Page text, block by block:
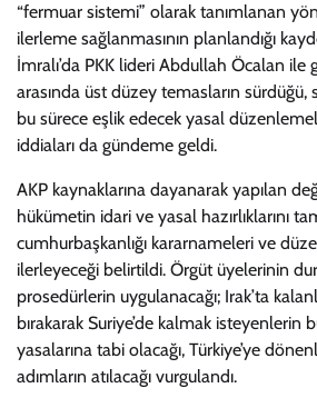
“fermuar sistemi” olarak tanımlanan
ilerleme sağlanmasının planlandığı
İmralı’da PKK lideri Abdullah Öcalan ile
arasında üst düzey temasların sürdüğü,
bu sürece eşlik edecek yasal
iddiaları da gündeme geldi.
AKP kaynaklarına dayanarak yapılan
hükümetin idari ve yasal hazırlıklarını
cumhurbaşkanlığı kararnameleri ve
ilerleyeceği belirtildi. Örgüt üyelerinin
prosedürlerin uygulanacağı; Irak’ta
bırakarak Suriye’de kalmak isteyenlerin
yasalarına tabi olacağı, Türkiye’ye
adımların atılacağı vurgulandı.